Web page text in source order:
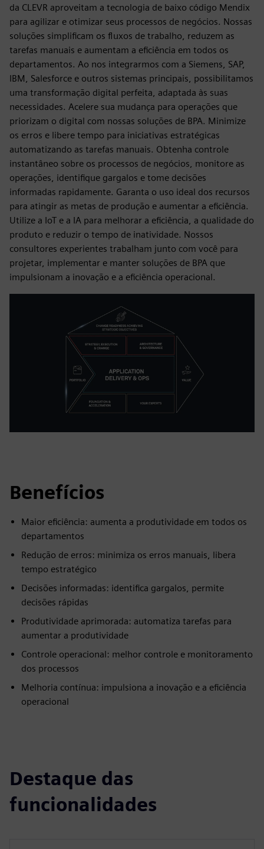
da CLEVR aproveitam a tecnologia de baixo código Mendix
para agilizar e otimizar seus processos de negócios. Nossas
soluções simplificam os fluxos de trabalho, reduzem as
tarefas manuais e aumentam a eficiência em todos os
departamentos. Ao nos integrarmos com a Siemens, SAP,
IBM, Salesforce e outros sistemas principais, possibilitamos
uma transformação digital perfeita, adaptada às suas
necessidades. Acelere sua mudança para operações que
priorizam o digital com nossas soluções de BPA. Minimize
os erros e libere tempo para iniciativas estratégicas
automatizando as tarefas manuais. Obtenha controle
instantâneo sobre os processos de negócios, monitore as
operações, identifique gargalos e tome decisões
informadas rapidamente. Garanta o uso ideal dos recursos
para atingir as metas de produção e aumentar a eficiência.
Utilize a IoT e a IA para melhorar a eficiência, a qualidade do
produto e reduzir o tempo de inatividade. Nossos
consultores experientes trabalham junto com você para
projetar, implementar e manter soluções de BPA que
impulsionam a inovação e a eficiência operacional.
Benefícios
Maior eficiência: aumenta a produtividade em todos os
departamentos
Redução de erros: minimiza os erros manuais, libera
tempo estratégico
Decisões informadas: identifica gargalos, permite
decisões rápidas
Produtividade aprimorada: automatiza tarefas para
aumentar a produtividade
Controle operacional: melhor controle e monitoramento
dos processos
Melhoria contínua: impulsiona a inovação e a eficiência
operacional
Destaque das
funcionalidades